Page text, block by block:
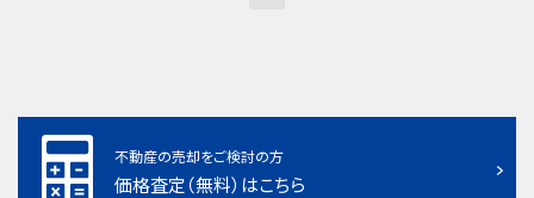
不動産の売却をご検討の方
価格査定（無料）はこちら